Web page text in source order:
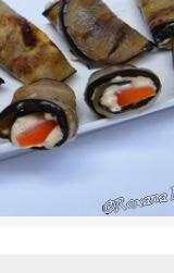
ТЕЩИН
ЯЗИК